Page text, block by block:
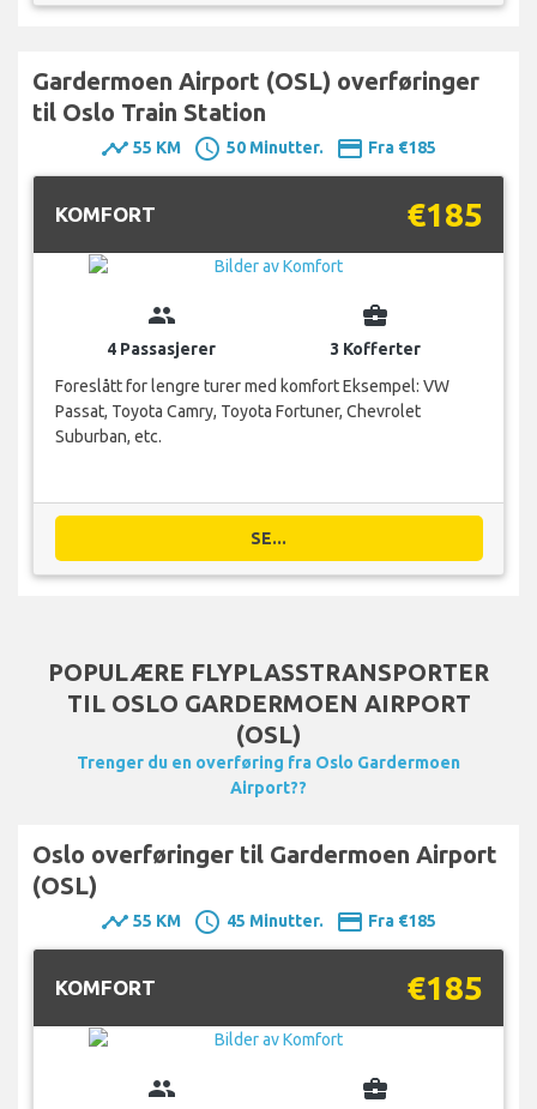
Gardermoen Airport (OSL) overføringer
til Oslo Train Station
timeline 55 KM schedule 50 Minutter. payment Fra €185
KOMFORT €185
group
4 Passasjerer
business_center
3 Kofferter
Foreslått for lengre turer med komfort Eksempel: VW
Passat, Toyota Camry, Toyota Fortuner, Chevrolet
Suburban, etc.
SE...
POPULÆRE FLYPLASSTRANSPORTER
TIL OSLO GARDERMOEN AIRPORT
(OSL)
Trenger du en overføring fra Oslo Gardermoen
Airport??
Oslo overføringer til Gardermoen Airport
(OSL)
timeline 55 KM schedule 45 Minutter. payment Fra €185
KOMFORT €185
group business_center